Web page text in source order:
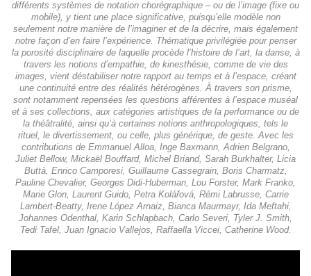
différents systèmes de notation chorégraphique – ou de l’image (fixe ou
mobile), y tient une place significative, puisqu’elle modèle non
seulement notre manière de l’imaginer et de la décrire, mais également
notre façon d’en faire l’expérience. Thématique privilégiée pour penser
la porosité disciplinaire de laquelle procède l’histoire de l’art, la danse, à
travers les notions d’empathie, de kinesthésie, comme de vie des
images, vient déstabiliser notre rapport au temps et à l’espace, créant
une continuité entre des réalités hétérogènes. À travers son prisme,
sont notamment repensées les questions afférentes à l’espace muséal
et à ses collections, aux catégories artistiques de la performance ou de
la théâtralité, ainsi qu’à certaines notions anthropologiques, tels le
rituel, le divertissement, ou celle, plus générique, de geste. Avec les
contributions de Emmanuel Alloa, Inge Baxmann, Adrien Belgrano,
Juliet Bellow, Mickaël Bouffard, Michel Briand, Sarah Burkhalter, Licia
Buttà, Enrico Camporesi, Guillaume Cassegrain, Boris Charmatz,
Pauline Chevalier, Georges Didi-Huberman, Lou Forster, Mark Franko,
Marie Glon, Laurent Guido, Petra Kolářová, Rémi Labrusse, Carrie
Lambert-Beatty, Irene López Arnaiz, Bianca Maurmayr, Ida Meftahi,
Johannes Odenthal, Karin Schlapbach, Carlo Severi, Tyler J. Smith,
Tedi Tafel, Juan Ignacio Vallejos, Raffaella Viccei, Catherine Wood.